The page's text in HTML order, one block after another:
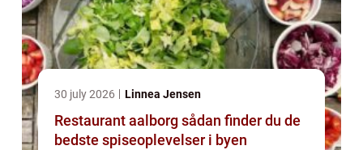
30 july 2026 Linnea Jensen
Restaurant aalborg sådan finder du de
bedste spiseoplevelser i byen